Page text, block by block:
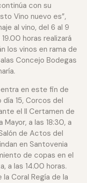
con su
Vino nuevo es”,
al vino, del 6 al 9
horas realizará
los vinos en rama de
Concejo Bodegas
en este fin de
15, Corcos del
el II Certamen de
Mayor, a las 18:30, a
de Actos del
en Santovenia
de copas en el
a las 14.00 horas.
Coral Regía de la